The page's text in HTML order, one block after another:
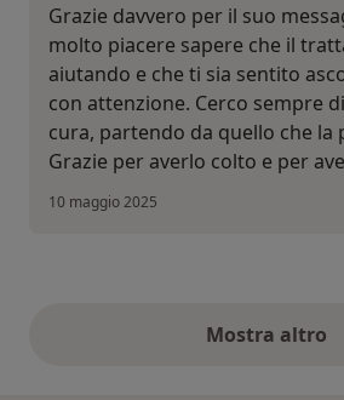
Grazie davvero per il suo
molto piacere sapere che il
aiutando e che ti sia sentito
con attenzione. Cerco sempre
cura, partendo da quello che la
Grazie per averlo colto e per
10 maggio 2025
Mostra altro